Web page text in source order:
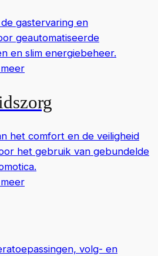
gastervaring en
geautomatiseerde
en slim energiebeheer.
het comfort en de veiligheid
het gebruik van gebundelde
volg- en